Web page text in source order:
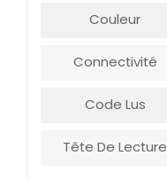
Couleur
Connectivité
Code Lus
Tête De Lecture